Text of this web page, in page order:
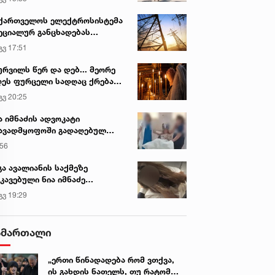
ელექტროსისტემა
განცხადებას
17:51
წერ და დებ... მეორე
ფურცელი სადღაც ქრება
სურვილი სრულდება...“ -
ტაძარი შიდა
20:25
იმნაძის ადვოკატი
გადაღებულ
ავრცელებს
ავალიანის საქმეზე
ნია იმნაძე
გადაჰყავთ
19:29
„ერთი წინადადება რომ ვთქვა,
ის გახდის ნათელს, თუ რატომ